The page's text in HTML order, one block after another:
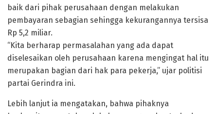
baik dari pihak perusahaan dengan melakukan
pembayaran sebagian sehingga kekurangannya tersisa
Rp 5,2 miliar.
“Kita berharap permasalahan yang ada dapat
diselesaikan oleh perusahaan karena mengingat hal itu
merupakan bagian dari hak para pekerja,” ujar politisi
partai Gerindra ini.
Lebih lanjut ia mengatakan, bahwa pihaknya